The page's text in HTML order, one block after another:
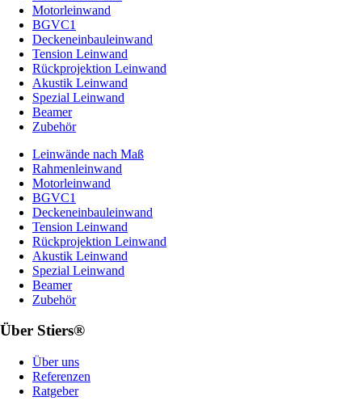
Motorleinwand
BGVC1
Deckeneinbauleinwand
Tension Leinwand
Rückprojektion Leinwand
Akustik Leinwand
Spezial Leinwand
Beamer
Zubehör
Leinwände nach Maß
Rahmenleinwand
Motorleinwand
BGVC1
Deckeneinbauleinwand
Tension Leinwand
Rückprojektion Leinwand
Akustik Leinwand
Spezial Leinwand
Beamer
Zubehör
Über Stiers®
Über uns
Referenzen
Ratgeber